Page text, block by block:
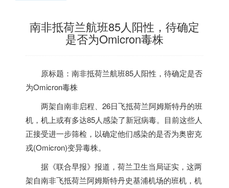
南非抵荷兰航班85人阳性，待确定
是否为Omicron毒株
原标题：南非抵荷兰航班85人阳性，待确定是否
为Omicron毒株
两架自南非启程、26日飞抵荷兰阿姆斯特丹的班
机，机上或有多达85人感染了新冠病毒。目前这些人
正接受进一步筛检，以确定他们感染的是否为奥密克
戎(Omicron)变异毒株。
据《联合早报》报道， 荷兰卫生当局证实，这两
架自南非飞抵荷兰阿姆斯特丹史基浦机场的班机，机